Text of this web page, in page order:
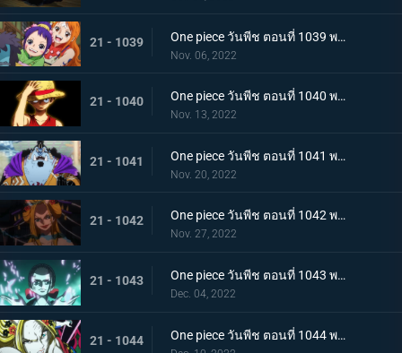
21 - 1039 One piece วันพีช ตอนที่ 1039 พากย์ไทย พวกพ้องเพิ่มพรวด กลุ่มหมวกฟางโต้กลับ
Nov. 06, 2022
21 - 1040 One piece วันพีช ตอนที่ 1040 พากย์ไทย ความภาคภูมิใจของนายท้าย จินเบเดือดจัด!
Nov. 13, 2022
21 - 1041 One piece วันพีช ตอนที่ 1041 พากย์ไทย ยอดศึกตัดสินสัตว์ประหลาด! ยามาโตะกับแฟรงกี้
Nov. 20, 2022
21 - 1042 One piece วันพีช ตอนที่ 1042 พากย์ไทย กับดักของผู้ล่า การยั่วยวนของแบล็คมาเรีย
Nov. 27, 2022
21 - 1043 One piece วันพีช ตอนที่ 1043 พากย์ไทย สะบั้นฝันร้าย บรู๊คดึงดาบน้ำแข็งออกจากฝัก
Dec. 04, 2022
21 - 1044 One piece วันพีช ตอนที่ 1044 พากย์ไทย คลัตช์ โรบินสวมอวตารปีศาจ